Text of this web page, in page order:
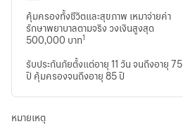
คุ้มครองทั้งชีวิตและสุขภาพ เหมาจ่ายค่า
รักษาพยาบาลตามจริง วงเงินสูงสุด
500,000 บาท1
รับประกันภัยตั้งแต่อายุ 11 วัน จนถึงอายุ 75
ปี คุ้มครองจนถึงอายุ 85 ปี
หมายเหตุ